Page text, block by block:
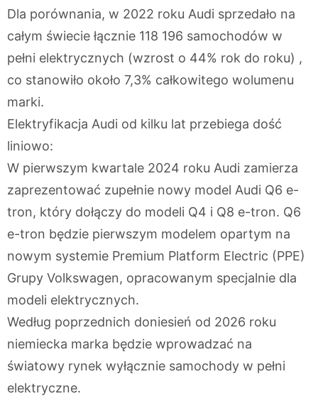
Dla porównania, w 2022 roku Audi sprzedało na
całym świecie łącznie 118 196 samochodów w
pełni elektrycznych (wzrost o 44% rok do roku) ,
co stanowiło około 7,3% całkowitego wolumenu
marki.
Elektryfikacja Audi od kilku lat przebiega dość
liniowo:
W pierwszym kwartale 2024 roku Audi zamierza
zaprezentować zupełnie nowy model Audi Q6 e-
tron, który dołączy do modeli Q4 i Q8 e-tron. Q6
e-tron będzie pierwszym modelem opartym na
nowym systemie Premium Platform Electric (PPE)
Grupy Volkswagen, opracowanym specjalnie dla
modeli elektrycznych.
Według poprzednich doniesień od 2026 roku
niemiecka marka będzie wprowadzać na
światowy rynek wyłącznie samochody w pełni
elektryczne.